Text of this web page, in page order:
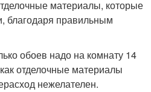
материалы, которые
благодаря правильным
обоев надо на комнату 14
отделочные материалы
нежелателен.